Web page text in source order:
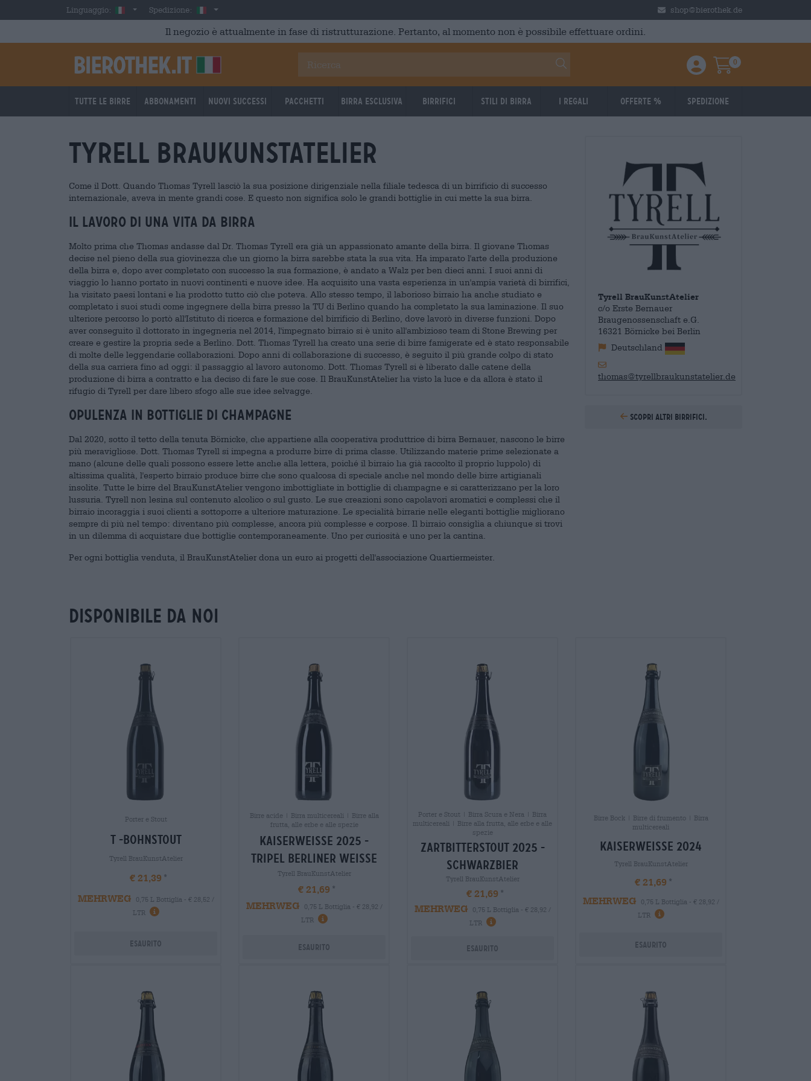
Skip to main contentLinguaggio: ItalianSpedizione: Italia shop@bierothek.de
Il negozio è attualmente in fase di ristrutturazione. Pertanto, al momento non è possibile effettuare ordini.
Einloggen / Anmelden
Warenkorb
0
Tutte le birre Abbonamenti Nuovi successi Pacchetti Birra Esclusiva Birrifici Stili di birra I regali Offerte % Spedizione
Tyrell BrauKunstAtelier
Come il Dott. Quando Thomas Tyrell lasciò la sua posizione dirigenziale nella filiale tedesca di un birrificio di successo
internazionale, aveva in mente grandi cose. E questo non significa solo le grandi bottiglie in cui mette la sua birra.
Il lavoro di una vita da birra
Molto prima che Thomas andasse dal Dr. Thomas Tyrell era già un appassionato amante della birra. Il giovane Thomas
decise nel pieno della sua giovinezza che un giorno la birra sarebbe stata la sua vita. Ha imparato l'arte della produzione
della birra e, dopo aver completato con successo la sua formazione, è andato a Walz per ben dieci anni. I suoi anni di
viaggio lo hanno portato in nuovi continenti e nuove idee. Ha acquisito una vasta esperienza in un'ampia varietà di birrifici,
ha visitato paesi lontani e ha prodotto tutto ciò che poteva. Allo stesso tempo, il laborioso birraio ha anche studiato e
completato i suoi studi come ingegnere della birra presso la TU di Berlino quando ha completato la sua laminazione. Il suo
ulteriore percorso lo portò all'Istituto di ricerca e formazione del birrificio di Berlino, dove lavorò in diverse funzioni. Dopo
aver conseguito il dottorato in ingegneria nel 2014, l'impegnato birraio si è unito all'ambizioso team di Stone Brewing per
creare e gestire la propria sede a Berlino. Dott. Thomas Tyrell ha creato una serie di birre famigerate ed è stato responsabile
di molte delle leggendarie collaborazioni. Dopo anni di collaborazione di successo, è seguito il più grande colpo di stato
della sua carriera fino ad oggi: il passaggio al lavoro autonomo. Dott. Thomas Tyrell si è liberato dalle catene della
produzione di birra a contratto e ha deciso di fare le sue cose. Il BrauKunstAtelier ha visto la luce e da allora è stato il
rifugio di Tyrell per dare libero sfogo alle sue idee selvagge.
Opulenza in bottiglie di champagne
Dal 2020, sotto il tetto della tenuta Börnicke, che appartiene alla cooperativa produttrice di birra Bernauer, nascono le birre
più meravigliose. Dott. Thomas Tyrell si impegna a produrre birre di prima classe. Utilizzando materie prime selezionate a
mano (alcune delle quali possono essere lette anche alla lettera, poiché il birraio ha già raccolto il proprio luppolo) di
altissima qualità, l'esperto birraio produce birre che sono qualcosa di speciale anche nel mondo delle birre artigianali
insolite. Tutte le birre del BrauKunstAtelier vengono imbottigliate in bottiglie di champagne e si caratterizzano per la loro
lussuria. Tyrell non lesina sul contenuto alcolico o sul gusto. Le sue creazioni sono capolavori aromatici e complessi che il
birraio incoraggia i suoi clienti a sottoporre a ulteriore maturazione. Le specialità birrarie nelle eleganti bottiglie migliorano
sempre di più nel tempo: diventano più complesse, ancora più complesse e corpose. Il birraio consiglia a chiunque si trovi
in un dilemma di acquistare due bottiglie contemporaneamente. Uno per curiosità e uno per la cantina.
Per ogni bottiglia venduta, il BrauKunstAtelier dona un euro ai progetti dell'associazione Quartiermeister.
Tyrell BrauKunstAtelier
c/o Erste Bernauer
Braugenossenschaft e.G.
16321 Börnicke bei Berlin
Deutschland
thomas@tyrellbraukunstatelier.de
Scopri altri birrifici.
Disponibile da noi
Porter e Stout
t -bohnstout
Tyrell BrauKunstAtelier
€ 21,39
MEHRWEG
0,75 L Bottiglia - € 28,52 /
LTR
Esaurito
Birre acide | Birra multicereali | Birre alla
frutta, alle erbe e alle spezie
kaiserweisse 2025 -
tripel berliner weisse
Tyrell BrauKunstAtelier
€ 21,69
MEHRWEG
0,75 L Bottiglia - € 28,92 /
LTR
Esaurito
Porter e Stout | Birra Scura e Nera | Birra
multicereali | Birre alla frutta, alle erbe e alle
spezie
zartbitterstout 2025 -
schwarzbier
Tyrell BrauKunstAtelier
€ 21,69
MEHRWEG
0,75 L Bottiglia - € 28,92 /
LTR
Esaurito
Birre Bock | Birre di frumento | Birra
multicereali
kaiserweisse 2024
Tyrell BrauKunstAtelier
€ 21,69
MEHRWEG
0,75 L Bottiglia - € 28,92 /
LTR
Esaurito